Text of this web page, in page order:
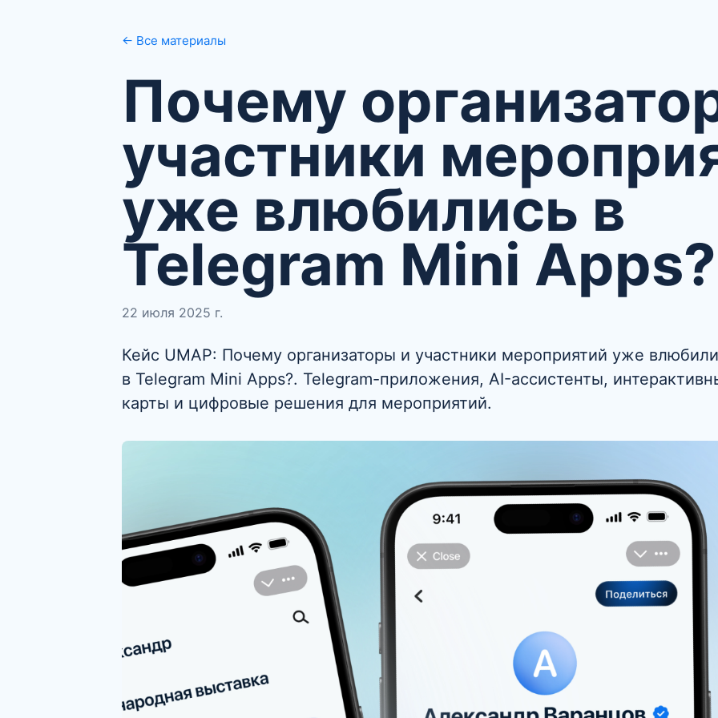
← Все материалы
Почему
участники
уже влюбились в
Telegram Mini Apps?
22 июля 2025 г.
Кейс UMAP: Почему организаторы и участники мероприятий уже
в Telegram Mini Apps?. Telegram-приложения, AI-ассистенты,
карты и цифровые решения для мероприятий.